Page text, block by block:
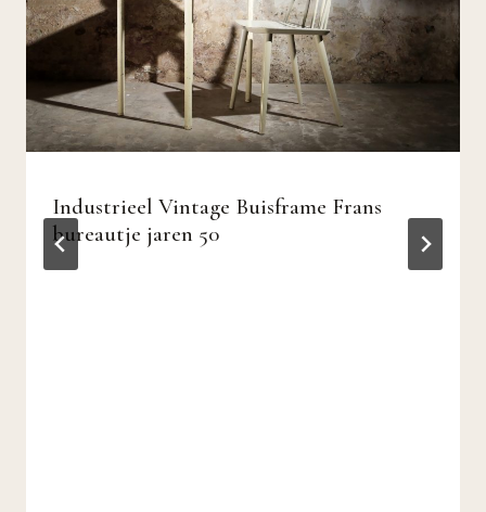
Industrieel Vintage Buisframe Frans
bureautje jaren 50